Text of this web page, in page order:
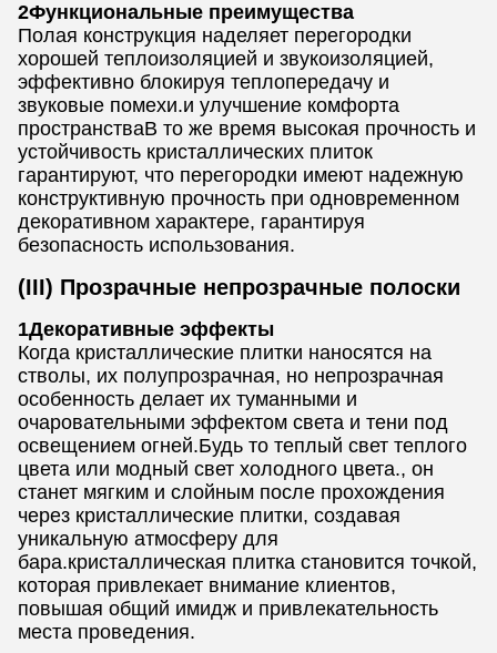
2Функциональные преимущества
Полая конструкция наделяет перегородки
хорошей теплоизоляцией и звукоизоляцией,
эффективно блокируя теплопередачу и
звуковые помехи.и улучшение комфорта
пространстваВ то же время высокая прочность и
устойчивость кристаллических плиток
гарантируют, что перегородки имеют надежную
конструктивную прочность при одновременном
декоративном характере, гарантируя
безопасность использования.
(III) Прозрачные непрозрачные полоски
1Декоративные эффекты
Когда кристаллические плитки наносятся на
стволы, их полупрозрачная, но непрозрачная
особенность делает их туманными и
очаровательными эффектом света и тени под
освещением огней.Будь то теплый свет теплого
цвета или модный свет холодного цвета., он
станет мягким и слойным после прохождения
через кристаллические плитки, создавая
уникальную атмосферу для
бара.кристаллическая плитка становится точкой,
которая привлекает внимание клиентов,
повышая общий имидж и привлекательность
места проведения.